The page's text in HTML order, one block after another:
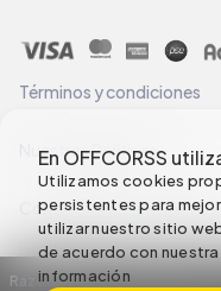
En OFFCORSS
Utilizamos cookies
persistentes para
utilizar nuestro sitio
de acuerdo con
información
Términos y condiciones
Nuestras Políticas
Configuración de Cookies
Razón Social: C.I HERMECO